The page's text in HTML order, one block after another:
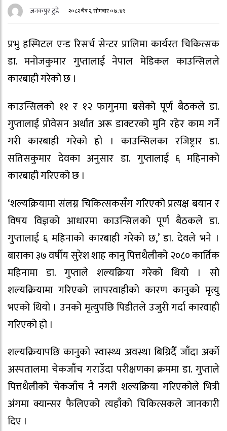
जनकपुर टुडे २०८२ चैत्र २, सोमबार ०७:४९
प्रभु हस्पिटल एन्ड रिसर्च सेन्टर प्रालिमा कार्यरत चिकित्सक
डा. मनोजकुमार गुप्तालाई नेपाल मेडिकल काउन्सिलले
कारबाही गरेको छ ।
काउन्सिलको ११ र १२ फागुनमा बसेको पूर्ण बैठकले डा.
गुप्तालाई प्रोवेसन अर्थात अरू डाक्टरको मुनि रहेर काम गर्ने
गरी कारबाही गरेको हो । काउन्सिलका रजिष्ट्रार डा.
सतिसकुमार देवका अनुसार डा. गुप्तालाई ६ महिनाको
कारबाही गरिएको छ ।
‘शल्यक्रियामा संलग्न चिकित्सकसँग गरिएको प्रत्यक्ष बयान र
विषय विज्ञको आधारमा काउन्सिलको पूर्ण बैठकले डा.
गुप्तालाई ६ महिनाको कारबाही गरेको छ,’ डा. देवले भने ।
बाराका ३७ वर्षीय सुरेश शाह कानु पित्तथैलीको २०८० कार्तिक
महिनामा डा. गुप्ताले शल्यक्रिया गरेको थियो । सो
शल्यक्रियामा गरिएको लापरवाहीको कारण कानुको मृत्यु
भएको थियो । उनको मृत्युपछि पिडीतले उजुरी गर्दा कारवाही
गरिएको हो ।
शल्यक्रियापछि कानुको स्वास्थ्य अवस्था बिग्रिदैँ जाँदा अर्को
अस्पतालमा चेकजाँच गराउँदा परीक्षणका क्रममा डा. गुप्ताले
पित्तथैलीको चेकजाँच नै नगरी शल्यक्रिया गरिएकोले भित्री
अंगमा क्यान्सर फैलिएको त्यहाँको चिकित्सकले जानकारी
दिए ।